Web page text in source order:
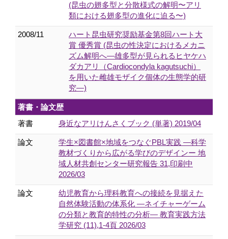
(昆虫の翅多型と分散様式の解明〜アリ
類における翅多型の進化に迫る〜)
2008/11
ハート昆虫研究奨励基金第8回ハート大
賞 優秀賞 (昆虫の性決定におけるメカニ
ズム解明へ―雄多型が見られるヒヤケハ
ダカアリ（Cardiocondyla kagutsuchi）
を用いた雌雄モザイク個体の生態学的研
究―)
著書・論文歴
著書
身近なアリけんさくブック (単著) 2019/04
論文
学生×図書館×地域をつなぐPBL実践 ―科学
教材づくりから広がる学びのデザインー 地
域人材共創センター研究報告 31,印刷中
2026/03
論文
幼児教育から理科教育への接続を見据えた
自然体験活動の体系化 ―ネイチャーゲーム
の分類と教育的特性の分析― 教育実践方法
学研究 (11),1-4頁 2026/03